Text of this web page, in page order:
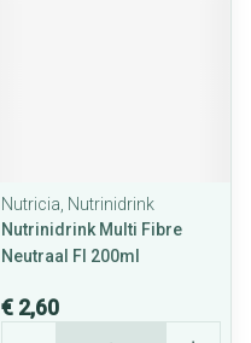
Nutricia, Nutrinidrink
Nutrinidrink Multi Fibre
Neutraal Fl 200ml
€ 2,60